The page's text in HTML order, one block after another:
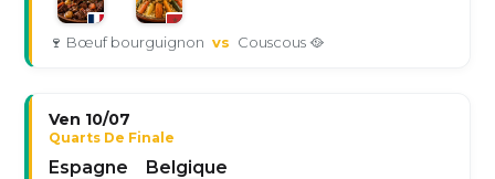
🍷 Bœuf bourguignon vs Couscous 🥘
Ven 10/07
Quarts De Finale
Espagne
Belgique